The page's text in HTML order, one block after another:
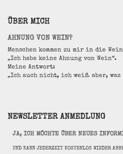
ÜBER MICH
AHNUNG VON WEIN?
Menschen kommen zu mir in die
„Ich habe keine Ahnung von Wein“.
Meine Antwort:
„Ich auch nicht, ich weiß aber, was
NEWSLETTER ANMEDLUNG
JA, ICH MÖCHTE ÜBER NEUES
UND KANN JEDERZEIT KOSTENLOS WIEDER